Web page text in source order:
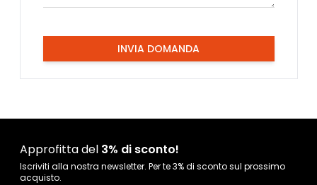
INVIA DOMANDA
Approfitta del 3% di sconto!
Iscriviti alla nostra newsletter. Per te 3% di sconto sul prossimo
acquisto.